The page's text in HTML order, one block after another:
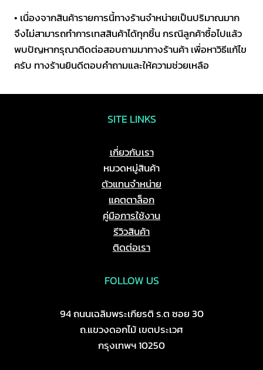
• เนื่องจากสินค้ารายการนี้ทางร้านจำหน่ายเป็นปริมาณมาก
จึงไม่สามารถทำการเทสสินค้าได้ทุกชิ้น กรณีลูกค้าซื้อไปแล้ว
พบปัญหากรุณาติดต่อสอบถามมาทางร้านค้า เพื่อหาวิธีแก้ไข
ครับ ทางร้านยินดีตอบคำถามและให้ความช่วยเหลือ
SITE LINKS
เกี่ยวกับเรา
หมวดหมู่สินค้า
ตัวแทนจำหน่าย
แคตตาล็อก
คู่มือการใช้งาน
รีวิวสินค้า
ติดต่อเรา
FOLLOW US
94 ถนนเฉลิมพระเกียรติ ร.ต ซอย 30
ถ.แขวงดอกไม้ เขตประเวศ
กรุงเทพฯ 10250